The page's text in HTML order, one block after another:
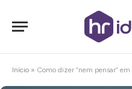
Início » Como dizer “nem pensar”